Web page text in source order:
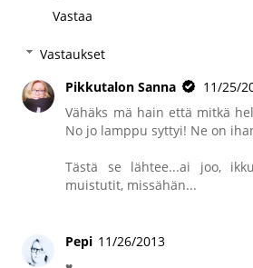
Vastaa
Vastaukset
Pikkutalon Sanna
11/25/
Vähäks mä hain että mitkä
No jo lamppu syttyi! Ne on
Tästä se lähtee...ai joo,
muistutit, missähän...
Pepi 11/26/2013